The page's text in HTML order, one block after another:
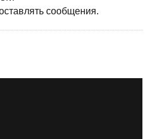
сообщения.